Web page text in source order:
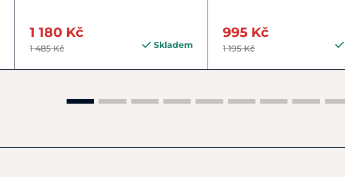
1 180 Kč
1 485 Kč Skladem
995 Kč
1 195 Kč